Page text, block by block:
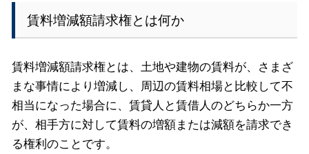
賃料増減額請求権とは何か
賃料増減額請求権とは、土地や建物の賃料が、さまざ
まな事情により増減し、周辺の賃料相場と比較して不
相当になった場合に、賃貸人と賃借人のどちらか一方
が、相手方に対して賃料の増額または減額を請求でき
る権利のことです。